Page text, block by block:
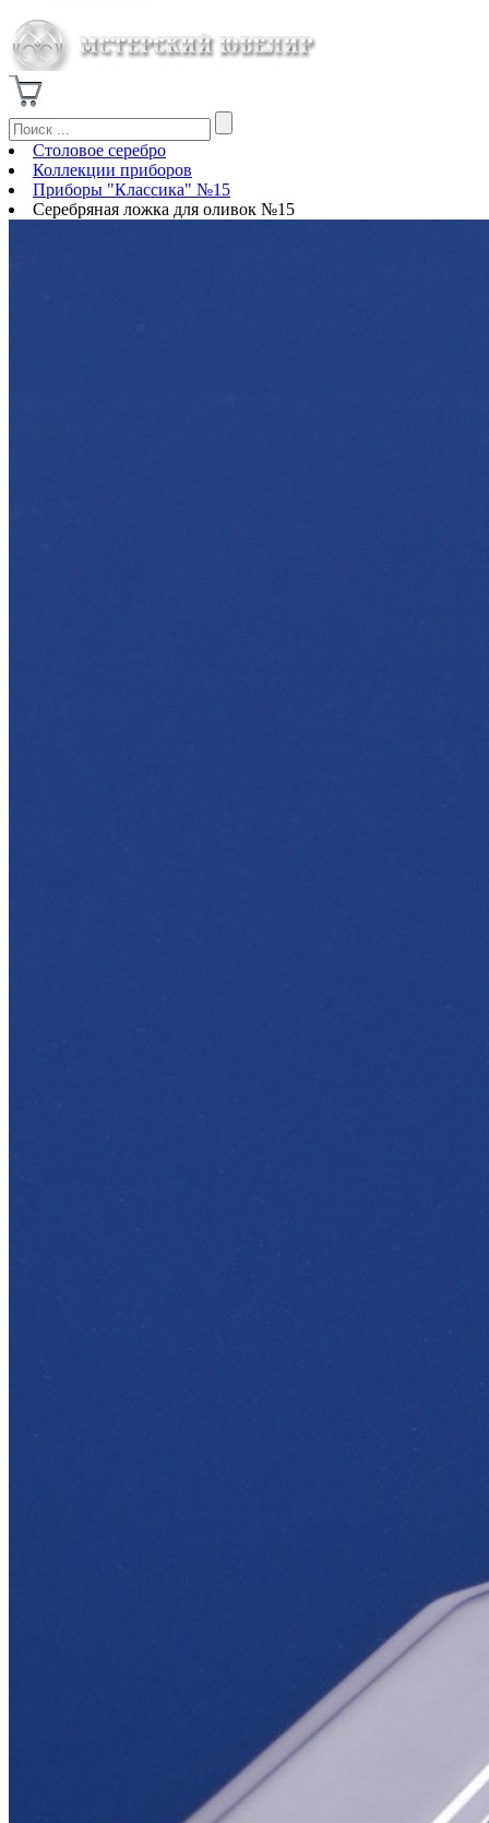
Столовое серебро
Коллекции приборов
Приборы "Классика" №15
Серебряная ложка для оливок №15